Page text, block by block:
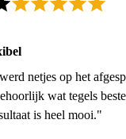
netjes op het
wat tegels
is heel mooi."